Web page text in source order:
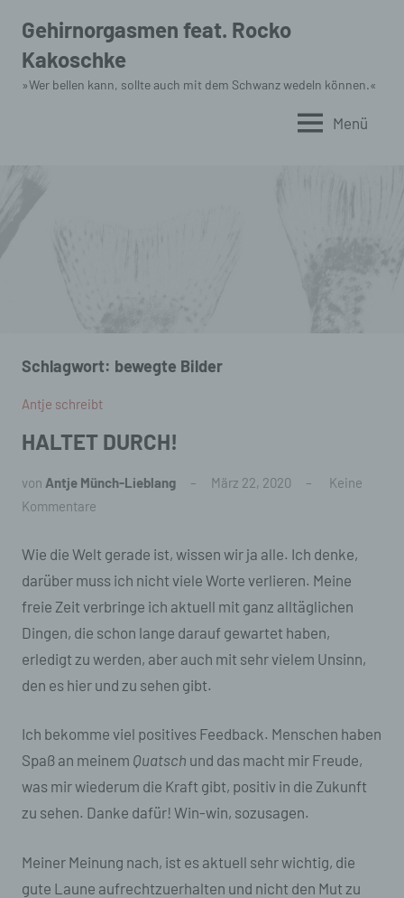
Inhalt
springen
Gehirnorgasmen feat. Rocko
Kakoschke
»Wer bellen kann, sollte auch mit dem Schwanz wedeln können.«
Menü
Schlagwort: bewegte Bilder
Antje schreibt
HALTET DURCH!
von Antje Münch-Lieblang März 22, 2020
Keine
Kommentare
Wie die Welt gerade ist, wissen wir ja alle. Ich denke,
darüber muss ich nicht viele Worte verlieren. Meine
freie Zeit verbringe ich aktuell mit ganz alltäglichen
Dingen, die schon lange darauf gewartet haben,
erledigt zu werden, aber auch mit sehr vielem Unsinn,
den es hier und zu sehen gibt.
Ich bekomme viel positives Feedback. Menschen haben
Spaß an meinem Quatsch und das macht mir Freude,
was mir wiederum die Kraft gibt, positiv in die Zukunft
zu sehen. Danke dafür! Win-win, sozusagen.
Meiner Meinung nach, ist es aktuell sehr wichtig, die
gute Laune aufrechtzuerhalten und nicht den Mut zu